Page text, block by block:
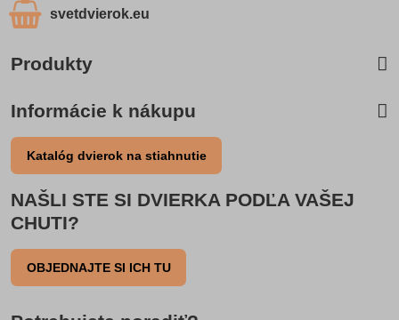
svetdvierok​.eu
Produkty
Informácie k nákupu
Katalóg dvierok na stiahnutie
NAŠLI STE SI DVIERKA PODĽA VAŠEJ
CHUTI?
OBJEDNAJTE SI ICH TU